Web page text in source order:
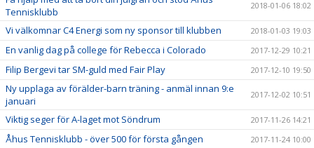
Tennisklubb
2018-01-06 18:02
Vi välkomnar C4 Energi som ny sponsor till klubben 2018-01-03 19:03
En vanlig dag på college för Rebecca i Colorado 2017-12-29 10:21
Filip Bergevi tar SM-guld med Fair Play 2017-12-10 19:50
Ny upplaga av förälder-barn träning - anmäl innan 9:e
januari
2017-12-02 10:51
Viktig seger för A-laget mot Söndrum 2017-11-26 14:21
Åhus Tennisklubb - över 500 för första gången 2017-11-24 10:00